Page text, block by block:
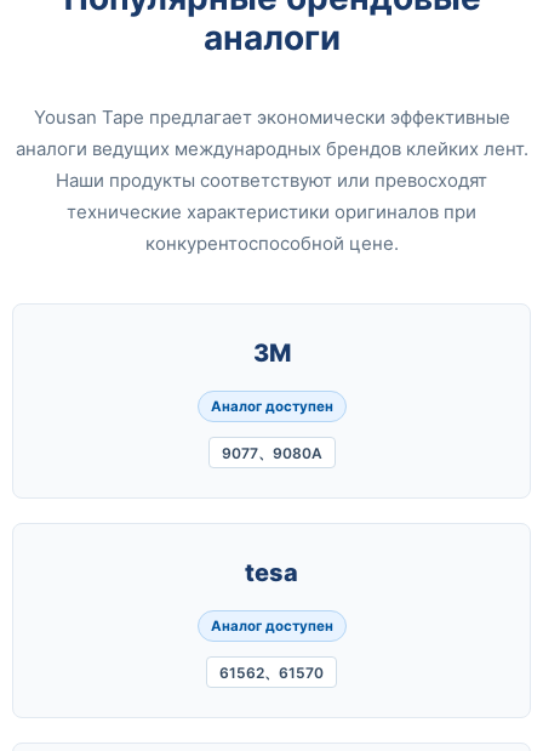
аналоги
Yousan Tape предлагает экономически эффективные
аналоги ведущих международных брендов клейких лент.
Наши продукты соответствуют или превосходят
технические характеристики оригиналов при
конкурентоспособной цене.
3M
Аналог доступен
9077、9080A
tesa
Аналог доступен
61562、61570